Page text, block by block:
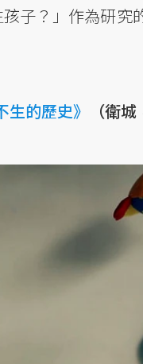
子？」作為研究
的歷史》 （衛